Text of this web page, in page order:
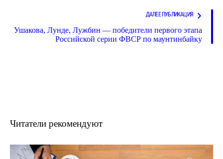
ДАЛЕЕ ПУБЛИКАЦИЯ
Ушакова, Лунде, Лужбин — победители первого этапа
Российской серии ФВСР по маунтинбайку
Читатели рекомендуют